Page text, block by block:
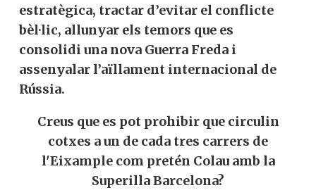
estratègica, tractar d’evitar el conflicte
bèl·lic, allunyar els temors que es
consolidi una nova Guerra Freda i
assenyalar l’aïllament internacional de
Rússia.
Creus que es pot prohibir que circulin
cotxes a un de cada tres carrers de
l'Eixample com pretén Colau amb la
Superilla Barcelona?